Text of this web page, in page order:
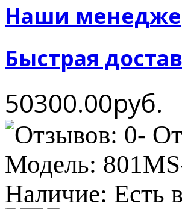
Наши
Быстрая
50300.00руб.
-
Модель:
Наличие: Есть